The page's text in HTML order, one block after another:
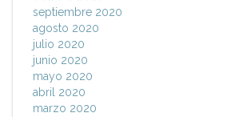
septiembre 2020
agosto 2020
julio 2020
junio 2020
mayo 2020
abril 2020
marzo 2020